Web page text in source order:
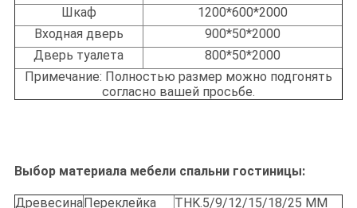
Шкаф
1200*600*2000
Входная дверь
900*50*2000
Дверь туалета
800*50*2000
Примечание: Полностью размер можно подгонять
согласно вашей просьбе.
Выбор материала мебели спальни гостиницы:
Древесина Переклейка
THK.5/9/12/15/18/25 MM